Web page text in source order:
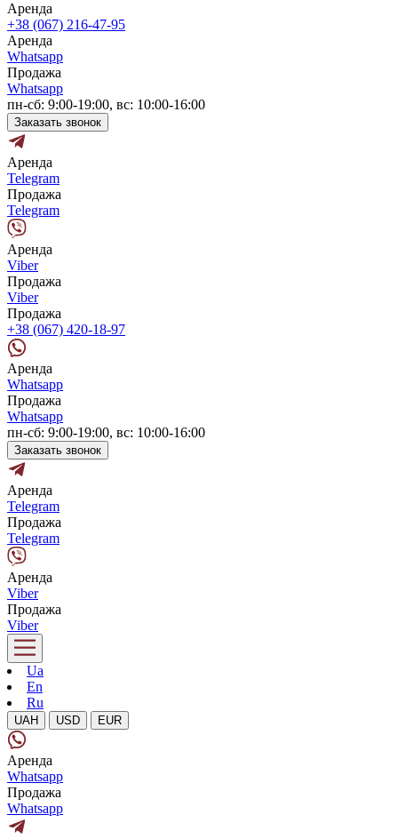
Аренда
+38 (067) 216-47-95
Аренда
Whatsapp
Продажа
Whatsapp
пн-сб: 9:00-19:00, вс: 10:00-16:00
Заказать звонок
Аренда
Telegram
Продажа
Telegram
Аренда
Viber
Продажа
Viber
Продажа
+38 (067) 420-18-97
Аренда
Whatsapp
Продажа
Whatsapp
пн-сб: 9:00-19:00, вс: 10:00-16:00
Заказать звонок
Аренда
Telegram
Продажа
Telegram
Аренда
Viber
Продажа
Viber
Ua
En
Ru
UAH USD EUR
Аренда
Whatsapp
Продажа
Whatsapp